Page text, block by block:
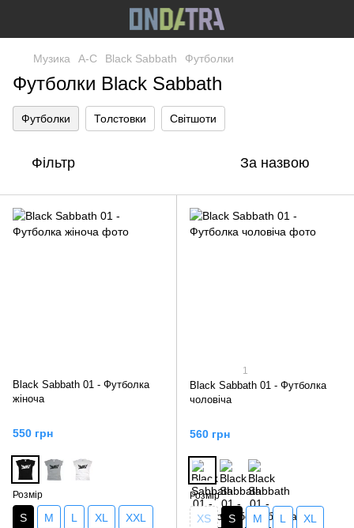
Музика A-C Black Sabbath Футболки
Футболки Black Sabbath
Футболки Толстовки Світшоти
Фільтр За назвою
Black Sabbath 01 - Футболка
жіноча
550 грн
Розмір
S M L XL XXL
1
Black Sabbath 01 - Футболка
чоловіча
560 грн
Розмір
XS S M L XL